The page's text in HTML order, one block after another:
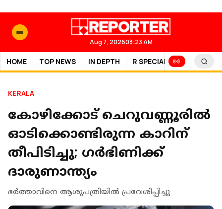
Aug 7, 202603:23 AM
HOME TOP NEWS IN DEPTH R SPECIAL SPORTS
KERALA
കോഴിക്കോട് ചെറുവണ്ണൂരില്‍
ഓടിക്കൊണ്ടിരുന്ന കാറിന്
തീപിടിച്ചു; ഗര്‍ഭിണിക്ക്
ദാരുണാന്ത്യം
ഭര്‍ത്താവിനെ ആശുപത്രിയില്‍ പ്രവേശിപ്പിച്ചു